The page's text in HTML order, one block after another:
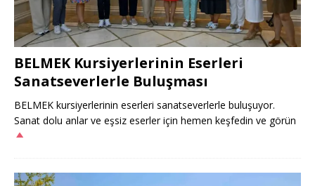
BELMEK Kursiyerlerinin Eserleri
Sanatseverlerle Buluşması
BELMEK kursiyerlerinin eserleri sanatseverlerle buluşuyor.
Sanat dolu anlar ve eşsiz eserler için hemen keşfedin ve görün